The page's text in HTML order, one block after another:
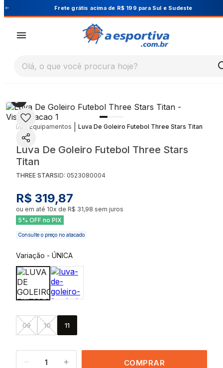
Cupom PRIMEIRA10 para 10% OFF na 1ª compra
Olá, o que você procura hoje?
Equipamentos Luva De Goleiro Futebol Three Stars Titan
Luva De Goleiro Futebol Three Stars
Titan
THREE STARSID: 0523080004
R$ 319,87
ou em até 10x de R$ 31,98 sem juros
5% OFF no PIX
Consulte o preço no atacado
Variação - ÚNICA
09 10 11
1 COMPRAR